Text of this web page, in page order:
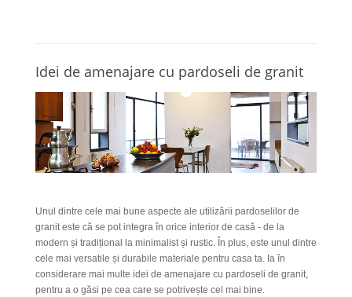
Idei de amenajare cu pardoseli de granit
Unul dintre cele mai bune aspecte ale utilizării pardoselilor de
granit este că se pot integra în orice interior de casă - de la
modern și tradițional la minimalist și rustic. În plus, este unul dintre
cele mai versatile și durabile materiale pentru casa ta. Ia în
considerare mai multe idei de amenajare cu pardoseli de granit,
pentru a o găsi pe cea care se potrivește cel mai bine.